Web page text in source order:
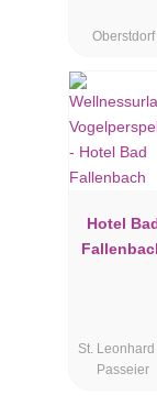
Oberstdorf
Hotel
St. Leonhard
Passeier